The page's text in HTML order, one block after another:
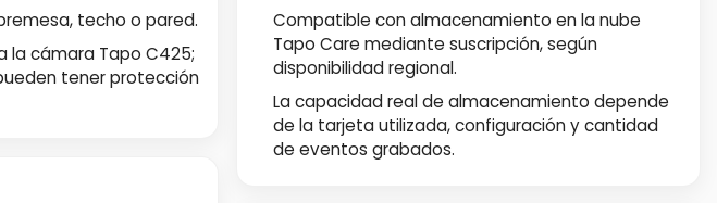
techo o pared.
la cámara Tapo C425;
tener protección
Compatible con almacenamiento en la nube
Tapo Care mediante suscripción, según
disponibilidad regional.
La capacidad real de almacenamiento depende
de la tarjeta utilizada, configuración y cantidad
de eventos grabados.